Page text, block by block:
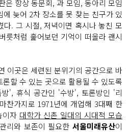
은 항상 동문회, 과 모임, 동아리 모임
늦어 2차 장소를 못 찾는 친구가 있
다. 그 시절, 저녁이면 혹시나 놓친 모
릇처럼 훑어보던 기억이 떠올라 괜시
이곳은 세련된 분위기의 공간으로 바
할 수 있는 곳으로 활용될 수 있도록
', 휴식 공간인 '수방', 토론방인 '리
찬가지로 1971년에 개업해 3대째 한
이자 대학가 신촌 일대의 시대적 모습
리와 보존이 필요한 서울미래유산이